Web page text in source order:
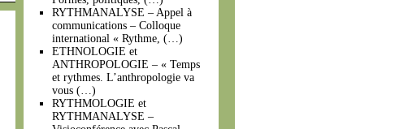
RYTHMANALYSE – Appel à
communications – Colloque
international « Rythme, (…)
ETHNOLOGIE et
ANTHROPOLOGIE – « Temps
et rythmes. L’anthropologie va
vous (…)
RYTHMOLOGIE et
RYTHMANALYSE –